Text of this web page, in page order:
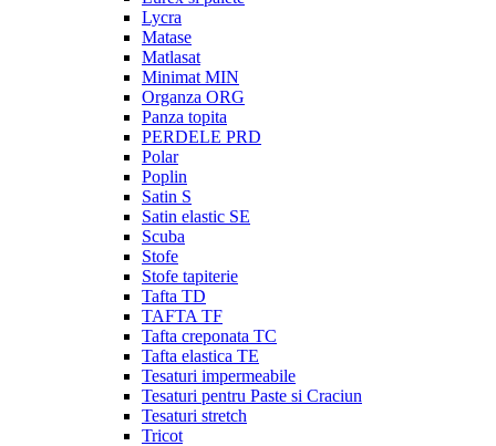
Lycra
Matase
Matlasat
Minimat MIN
Organza ORG
Panza topita
PERDELE PRD
Polar
Poplin
Satin S
Satin elastic SE
Scuba
Stofe
Stofe tapiterie
Tafta TD
TAFTA TF
Tafta creponata TC
Tafta elastica TE
Tesaturi impermeabile
Tesaturi pentru Paste si Craciun
Tesaturi stretch
Tricot